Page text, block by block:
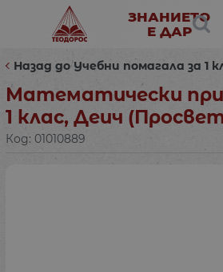
ЗНАНИЕТО
Е ДАР
Назад до Учебни помагала за 1
Математически
1 клас, Деич
Код: 01010889